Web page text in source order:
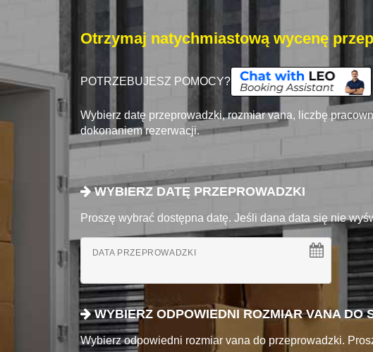
Otrzymaj natychmiastową wycenę
POTRZEBUJESZ POMOCY?
Wybierz datę przeprowadzki, rozmiar vana, liczbę
dokonaniem rezerwacji.
WYBIERZ DATĘ PRZEPROWADZKI
Proszę wybrać dostępna datę. Jeśli dana data się nie
DATA PRZEPROWADZKI
WYBIERZ ODPOWIEDNI ROZMIAR VANA DO
Wybierz odpowiedni rozmiar vana do przeprowadzki.